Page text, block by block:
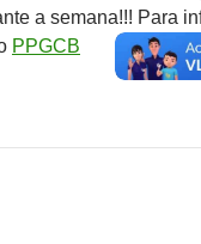
a semana!!! Para
PPGCB